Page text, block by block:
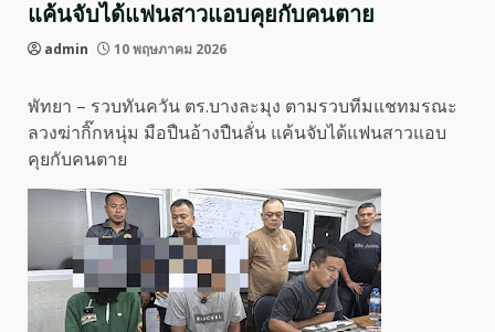
แค้นจับได้แฟนสาวแอบคุยกับคนตาย
admin 10 พฤษภาคม 2026
พัทยา – รวบทันควัน ตร.บางละมุง ตามรวบทีมแชทมรณะ
ลวงฆ่ากิ๊กหนุ่ม มือปืนอ้างปืนลั่น แค้นจับได้แฟนสาวแอบ
คุยกับคนตาย